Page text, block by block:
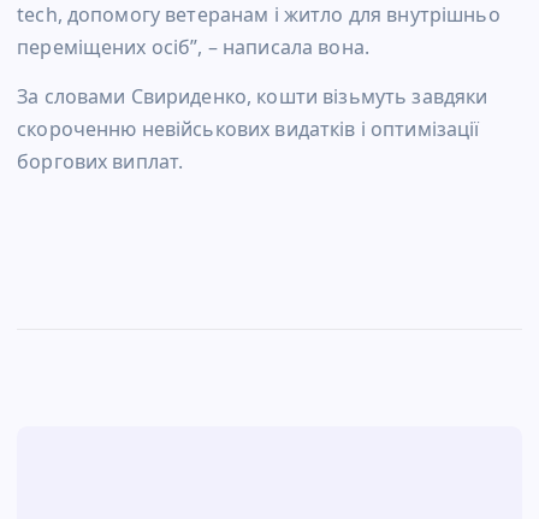
tech, допомогу ветеранам і житло для внутрішньо
переміщених осіб”, – написала вона.
За словами Свириденко, кошти візьмуть завдяки
скороченню невійськових видатків і оптимізації
боргових виплат.